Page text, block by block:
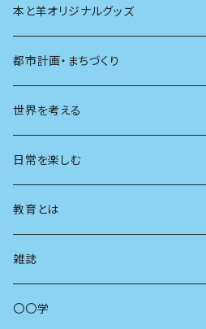
本と羊オリジナルグッズ
都市計画・まちづくり
都市
地方
まちづくり
コミュニティ
商いとは
世界を考える
思想
日常を楽しむ
教育とは
雑誌
母の友
〇〇学